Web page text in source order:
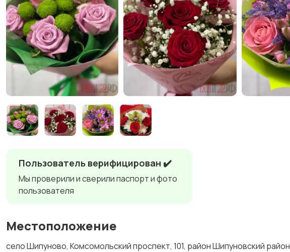
Пользователь верифицирован ✔️
Мы проверили и сверили паспорт и фото
пользователя
Местоположение
село Шипуново, Комсомольский проспект, 101, район Шипуновский район